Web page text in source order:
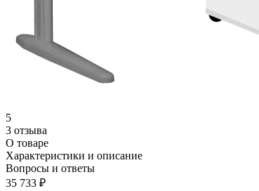
5
3 отзыва
О товаре
Характеристики и описание
Вопросы и ответы
35 733 ₽